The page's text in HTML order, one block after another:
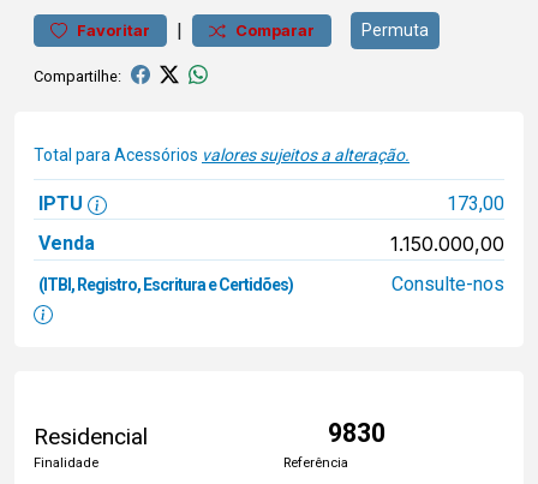
Favoritar | Comparar Permuta
Compartilhe:
Total para Acessórios valores sujeitos a alteração.
IPTU
173,00
Venda
1.150.000,00
(ITBI, Registro, Escritura e Certidões) Consulte-nos
Residencial
Finalidade
9830
Referência